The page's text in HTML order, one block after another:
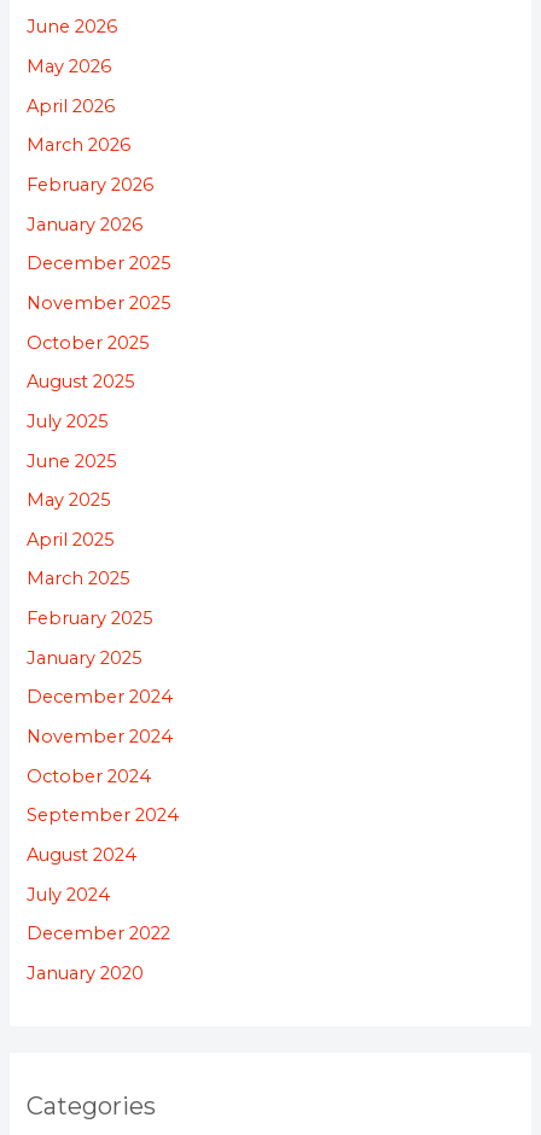
June 2026
May 2026
April 2026
March 2026
February 2026
January 2026
December 2025
November 2025
October 2025
August 2025
July 2025
June 2025
May 2025
April 2025
March 2025
February 2025
January 2025
December 2024
November 2024
October 2024
September 2024
August 2024
July 2024
December 2022
January 2020
Categories